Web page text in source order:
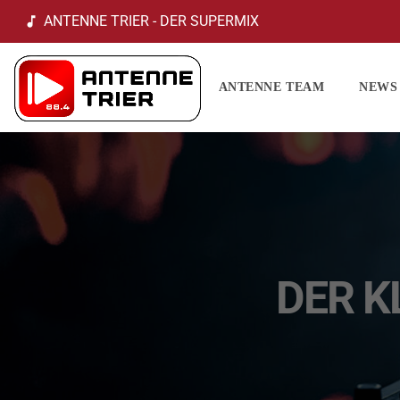
music_note ANTENNE TRIER - DER SUPERMIX
ANTENNE TEAM NEWS
DER